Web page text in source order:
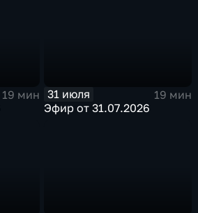
19 мин
31 июля
19 мин
Эфир от 31.07.2026